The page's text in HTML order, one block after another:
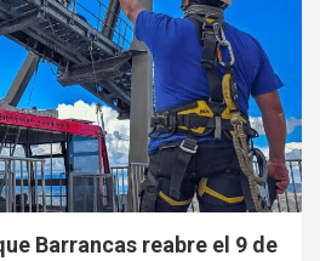
Barrancas reabre el 9 de